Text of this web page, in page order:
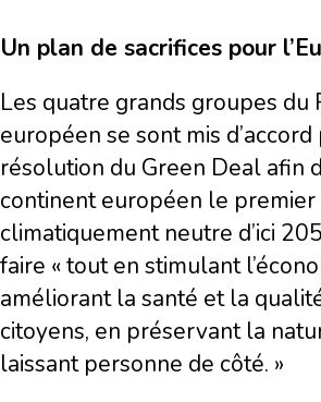
Un plan de sacrifices pour
Les quatre grands groupes du
européen se sont mis
résolution du Green Deal afin
continent européen le
climatiquement neutre d’ici
faire « tout en stimulant
améliorant la santé et la
citoyens, en préservant la
laissant personne de côté. »